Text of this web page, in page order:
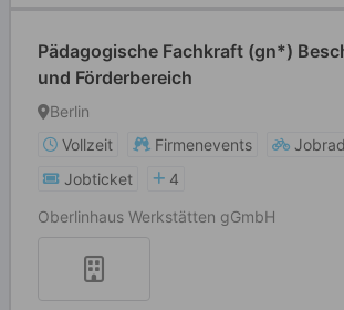
Pädagogische Fachkraft (gn*)
und Förderbereich
Berlin
Vollzeit
Firmenevents
Jobrad
Jobticket
4
Oberlinhaus Werkstätten gGmbH